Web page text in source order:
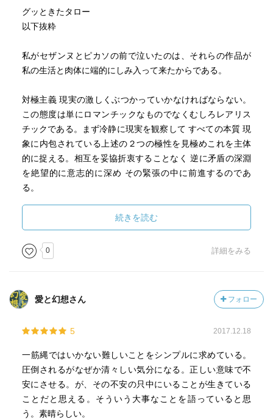
グッときたタロー
以下抜粋
私がセザンヌとピカソの前で泣いたのは、それらの作品が
私の生活と肉体に端的にしみ入って来たからである。
対極主義 現実の激しくぶつかっていかなければならない。
この態度は単にロマンチックなものでなくむしろレアリス
チックである。まず冷静に現実を観察して すべての本質 現
象に内包されている上述の２つの極性を見極めこれを主体
的に捉える。相互を妥協折衷することなく 逆に矛盾の深淵
を絶望的に意志的に深め その緊張の中に前進するのであ
る。
に発する火花の鮮烈な光景であり、引き裂かれた傷口のよ
うに なまなましい酸鼻を極めたものである。
芸術観 アヴァンギャルド宣言
ピカソへの挑戦
うまかったり、まずかったり、きれいだったり、きたなか
ったりする、ということに対して、絶対にうぬぼれたり、
また恥じたりすることはありません。
あるものが、ありのままに出るということ、まして、それ
を自分の力で積極的に押し出して表現しているならば、そ
れは決して恥ずかしいことではないはずです。見栄や世間
続きを読む
0 詳細をみる
愛と幻想さん フォロー
5 2017.12.18
一筋縄ではいかない難しいことをシンプルに求めている。
圧倒されるがなぜか清々しい気分になる。正しい意味で不
安にさせる。が、その不安の只中にいることが生きている
ことだと思える。そういう大事なことを語っていると思
う。素晴らしい。